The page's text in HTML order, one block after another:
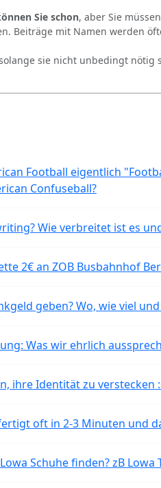
Sie schon, aber Sie
Beiträge mit Namen werden
sie nicht unbedingt nötig
Football eigentlich
Confuseball?
Wie verbreitet ist es
2€ an ZOB Busbahnhof
geben? Wo, wie viel
Was wir ehrlich
ihre Identität zu
oft in 2-3 Minuten und
Schuhe finden? zB Lowa